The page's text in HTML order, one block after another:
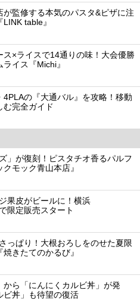
監修する本気のパスタ&ピザに注
table』
ス×ライスで14通りの味！大会優勝
イス『Michi』
4PLAの『大通バル』を攻略！移動
む完全ガイド
」が復刻！ピスタチオ香るパルフ
モック青山本店』
果皮がビールに！横浜
限定販売スタート
っぱり！大根おろしをのせた夏限
きたてのかるび』
から「にんにくカルビ丼」が発
ビ丼」も待望の復活